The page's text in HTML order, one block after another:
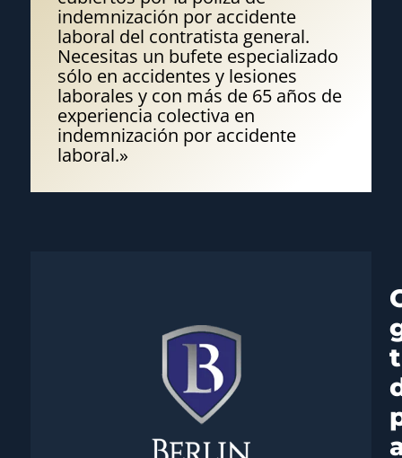
indemnización por accidente
laboral del contratista general.
Necesitas un bufete especializado
sólo en accidentes y lesiones
laborales y con más de 65 años de
experiencia colectiva en
indemnización por accidente
laboral.»